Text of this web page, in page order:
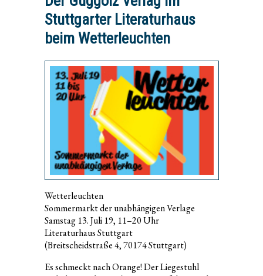
Stuttgarter Literaturhaus
beim Wetterleuchten
Wetterleuchten
Sommermarkt der unabhängigen Verlage
Samstag 13. Juli 19, 11–20 Uhr
Literaturhaus Stuttgart
(Breitscheidstraße 4, 70174 Stuttgart)
Es schmeckt nach Orange! Der Liegestuhl